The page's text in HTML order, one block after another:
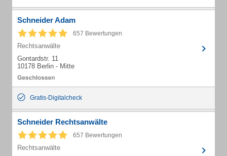
Schneider Adam
657 Bewertungen
Rechtsanwälte
Gontardstr. 11
10178 Berlin - Mitte
Gratis-Digitalcheck
Schneider Rechtsanwälte
657 Bewertungen
Rechtsanwälte